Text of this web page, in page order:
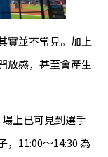
實並不常見。加上
放感，甚至會產生
上已可見到選手
，11:00～14:30 為